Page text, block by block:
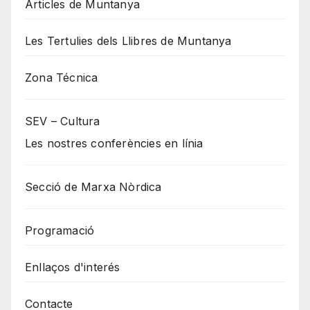
Articles de Muntanya
Les Tertulies dels Llibres de Muntanya
Zona Técnica
SEV – Cultura
Les nostres conferències en línia
Secció de Marxa Nòrdica
Programació
Enllaços d'interés
Contacte